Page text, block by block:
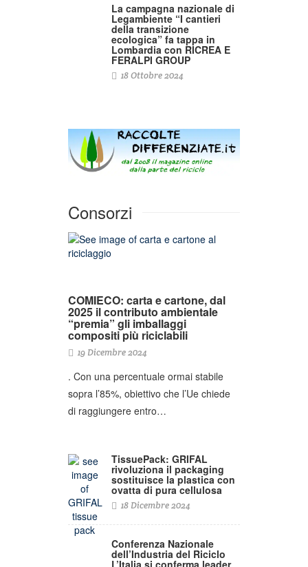
La campagna nazionale di
Legambiente “I cantieri
della transizione
ecologica” fa tappa in
Lombardia con RICREA E
FERALPI GROUP
18 Ottobre 2024
Consorzi
COMIECO: carta e cartone, dal
2025 il contributo ambientale
“premia” gli imballaggi
compositi più riciclabili
19 Dicembre 2024
. Con una percentuale ormai stabile
sopra l’85%, obiettivo che l’Ue chiede
di raggiungere entro…
TissuePack: GRIFAL
rivoluziona il packaging
sostituisce la plastica con
ovatta di pura cellulosa
18 Dicembre 2024
Conferenza Nazionale
dell’Industria del Riciclo